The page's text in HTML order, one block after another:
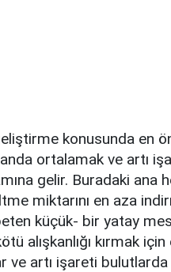
konusunda en
ortalamak ve artı
gelir. Buradaki ana
miktarını en aza
küçük- bir yatay
alışkanlığı kırmak
ve artı işareti